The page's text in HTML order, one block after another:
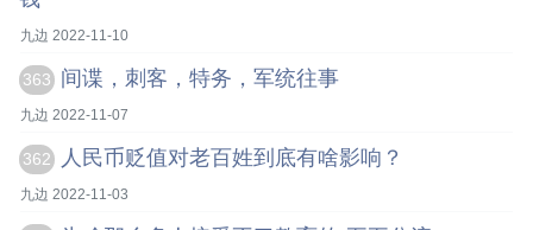
九边 2022-11-10
363 间谍，刺客，特务，军统往事
九边 2022-11-07
362 人民币贬值对老百姓到底有啥影响？
九边 2022-11-03